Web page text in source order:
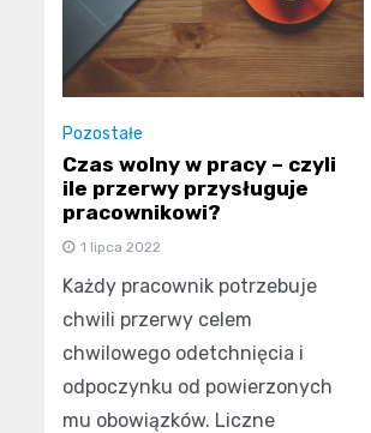
Pozostałe
Czas wolny w pracy – czyli
ile przerwy przysługuje
pracownikowi?
1 lipca 2022
Każdy pracownik potrzebuje
chwili przerwy celem
chwilowego odetchnięcia i
odpoczynku od powierzonych
mu obowiązków. Liczne